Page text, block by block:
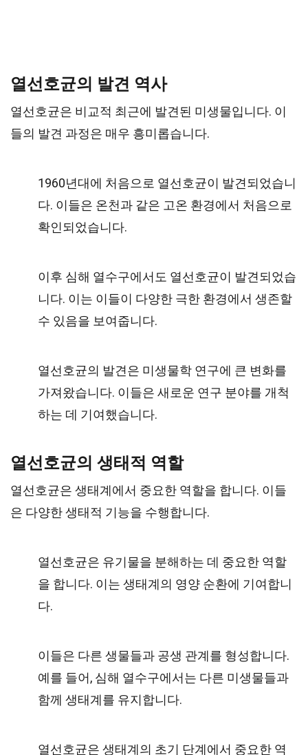
열선호균의 발견 역사
열선호균은 비교적 최근에 발견된 미생물입니다. 이
들의 발견 과정은 매우 흥미롭습니다.
1960년대에 처음으로 열선호균이 발견되었습니
다. 이들은 온천과 같은 고온 환경에서 처음으로
확인되었습니다.
이후 심해 열수구에서도 열선호균이 발견되었습
니다. 이는 이들이 다양한 극한 환경에서 생존할
수 있음을 보여줍니다.
열선호균의 발견은 미생물학 연구에 큰 변화를
가져왔습니다. 이들은 새로운 연구 분야를 개척
하는 데 기여했습니다.
열선호균의 생태적 역할
열선호균은 생태계에서 중요한 역할을 합니다. 이들
은 다양한 생태적 기능을 수행합니다.
열선호균은 유기물을 분해하는 데 중요한 역할
을 합니다. 이는 생태계의 영양 순환에 기여합니
다.
이들은 다른 생물들과 공생 관계를 형성합니다.
예를 들어, 심해 열수구에서는 다른 미생물들과
함께 생태계를 유지합니다.
열선호균은 생태계의 초기 단계에서 중요한 역